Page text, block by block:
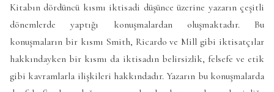
Kitabın dördüncü kısmı iktisadi düşünce üzerine yazarın çeşitli
dönemlerde yaptığı konuşmalardan oluşmaktadır. Bu
konuşmaların bir kısmı Smith, Ricardo ve Mill gibi iktisatçılar
hakkındayken bir kısmı da iktisadın belirsizlik, felsefe ve etik
gibi kavramlarla ilişkileri hakkındadır. Yazarın bu konuşmalarda